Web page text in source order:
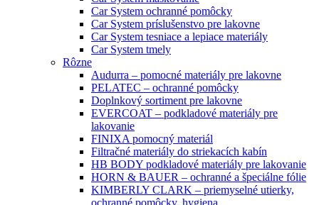
Car System ochranné pomôcky
Car System príslušenstvo pre lakovne
Car System tesniace a lepiace materiály
Car System tmely
Rôzne
Audurra – pomocné materiály pre lakovne
PELATEC – ochranné pomôcky
Doplnkový sortiment pre lakovne
EVERCOAT – podkladové materiály pre
lakovanie
FINIXA pomocný materiál
Filtračné materiály do striekacích kabín
HB BODY podkladové materiály pre lakovanie
HORN & BAUER – ochranné a špeciálne fólie
KIMBERLY CLARK – priemyselné utierky,
ochranné pomôcky, hygiena